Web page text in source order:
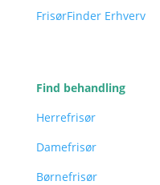
FrisørFinder Erhverv
Find behandling
Herrefrisør
Damefrisør
Børnefrisør